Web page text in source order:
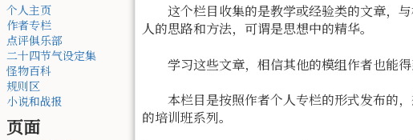
个人主页
作者专栏
点评俱乐部
二十四节气设定集
怪物百科
规则区
小说和战报
页面
这个栏目收集的是教学或经验类的文章，与
人的思路和方法，可谓是思想中的精华。
学习这些文章，相信其他的模组作者也能得
本栏目是按照作者个人专栏的形式发布的，
的培训班系列。